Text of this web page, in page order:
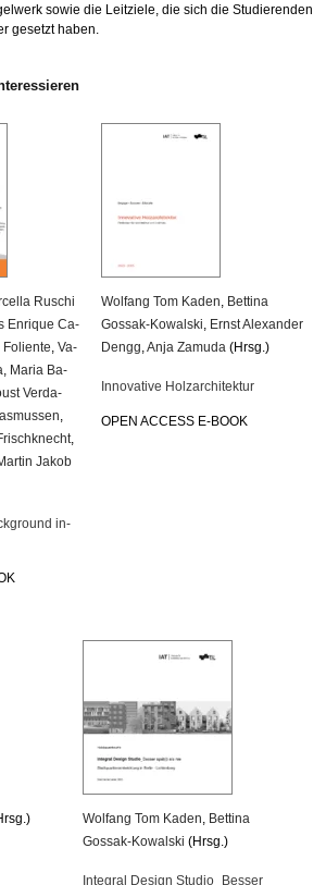
sowie die Leit­zie­le, die sich die Stu­die­ren­den
ge­setzt haben.
Ru­schi
En­ri­que Ca­
Fo­li­en­te ,Va­
Maria Ba­
Ver­da­
Jakob
in­
Wolfang Tom Kaden Bet­ti­na
Gossak-Ko­wal­ski Ernst Alex­an­der
Dengg ,Anja Za­mu­da (Hrsg.)
In­no­va­ti­ve Holz­ar­chi­tek­tur
OPEN AC­CESS E-BOOK
Wolfang Tom Kaden Bet­ti­na
Gossak-Ko­wal­ski (Hrsg.)
In­te­gral De­sign Stu­di­o_­Bes­ser